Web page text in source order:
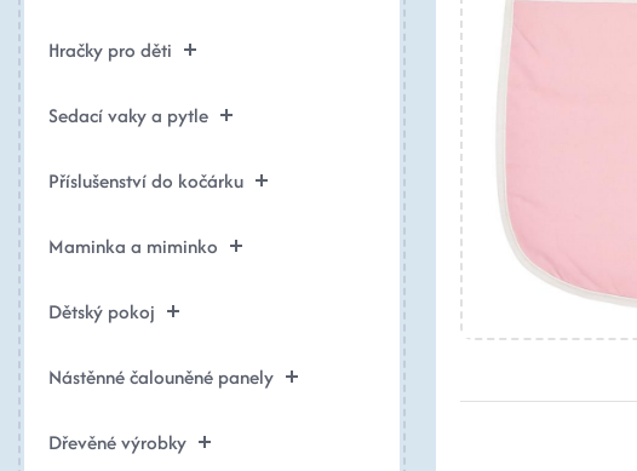
Hračky pro děti
Sedací vaky a pytle
Příslušenství do kočárku
Maminka a miminko
Dětský pokoj
Nástěnné čalouněné panely
Dřevěné výrobky